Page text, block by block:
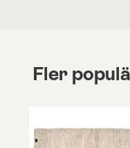
Fler